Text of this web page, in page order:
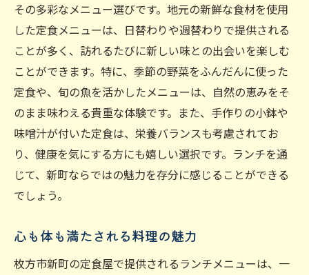
家庭的な雰囲気がもたらす安心感
心に残るランチのひととき
地元の魅力溢れる枚方市新町の隠れた定食屋を
訪ねて
知る人ぞ知る名店へのアクセスガイド
新町の魅力を発見する定食屋巡り
地元に密着した店主のこだわり
観光客にもおすすめのローカル体験
新鮮な食材が光る！枚方市新町のランチスポッ
トガイド
その多彩なメニュー選びです。地元の新鮮な食材を使用
した定食メニューは、日替わりや週替わりで提供される
ことが多く、訪れるたびに新しい味との出会いを楽しむ
ことができます。特に、季節の野菜をふんだんに使った
定食や、旬の魚を活かしたメニューは、自然の恵みをそ
のまま味わえる貴重な体験です。また、手作りの小鉢や
味噌汁が付いた定食は、栄養バランスも考慮されてお
り、健康を気にする方にも嬉しい選択です。ランチを通
じて、新町ならではの魅力を存分に感じることができる
でしょう。
心も体も満たされる料理の魅力
枚方市新町の定食屋で提供されるランチメニューは、一